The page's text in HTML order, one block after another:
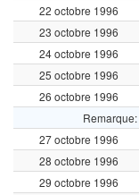
22 octobre 1996
23 octobre 1996
24 octobre 1996
25 octobre 1996
26 octobre 1996
Remarque:
27 octobre 1996
28 octobre 1996
29 octobre 1996